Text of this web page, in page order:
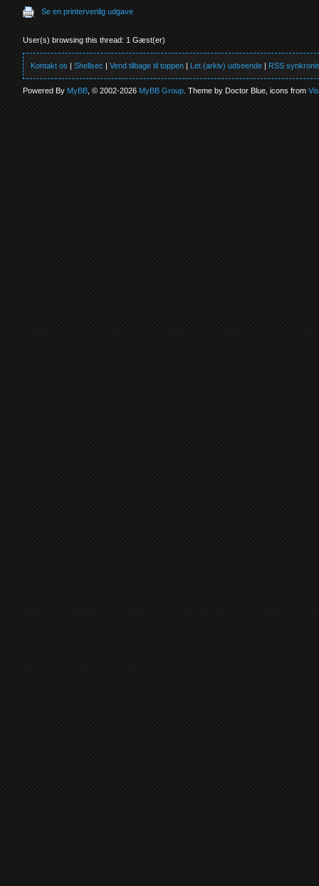
Se en printervenlig udgave
User(s) browsing this thread: 1 Gæst(er)
Kontakt os |Shellsec |Vend tilbage til toppen | Let (arkiv) udseende | RSS
Powered ByMyBB , © 2002-2026MyBB Group . Theme by Doctor Blue, icons from